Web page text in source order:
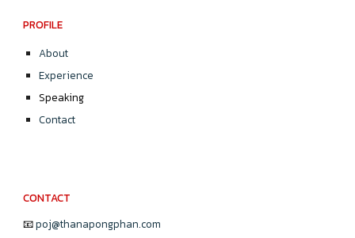
PROFILE
About
Experience
Speaking
Contact
CONTACT
📧poj@thanapongphan.com